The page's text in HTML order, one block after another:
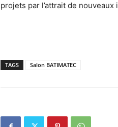
projets par l’attrait de nouveaux
TAGS Salon BATIMATEC